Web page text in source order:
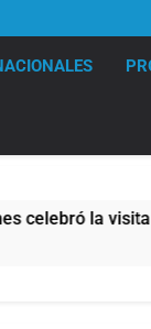
la visita del